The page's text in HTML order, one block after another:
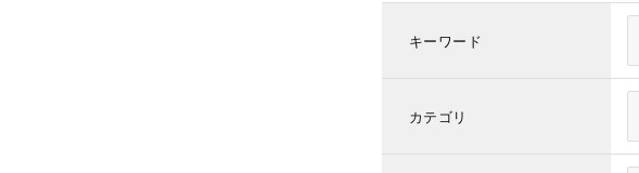
キーワード
カテゴリ